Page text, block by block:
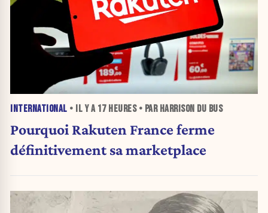
INTERNATIONAL • IL Y A 17 HEURES• PAR HARRISON DU BUS
Pourquoi Rakuten France ferme
définitivement sa marketplace